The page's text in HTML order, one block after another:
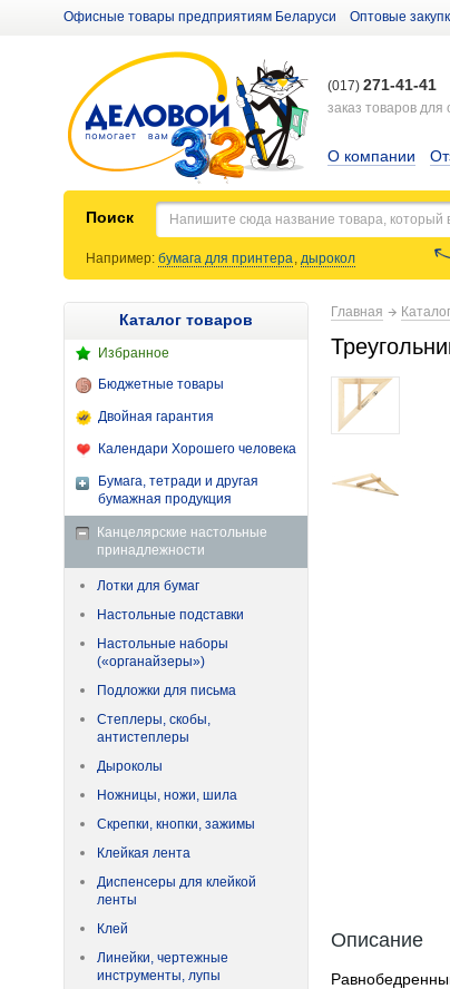
Офисные товары предприятиям Беларуси Оптовые
(017) 271-41-41
заказ товаров для
О компании
Поиск
Например: бумага для принтера, дырокол
Каталог товаров
Избранное
Бюджетные товары
Двойная гарантия
Календари Хорошего человека
Бумага, тетради и другая
бумажная продукция
Канцелярские настольные
принадлежности
Лотки для бумаг
Настольные подставки
Настольные наборы
(«органайзеры»)
Подложки для письма
Степлеры, скобы,
антистеплеры
Дыроколы
Ножницы, ножи, шила
Скрепки, кнопки, зажимы
Клейкая лента
Диспенсеры для клейкой
ленты
Клей
Линейки, чертежные
инструменты, лупы
Главная
Описание